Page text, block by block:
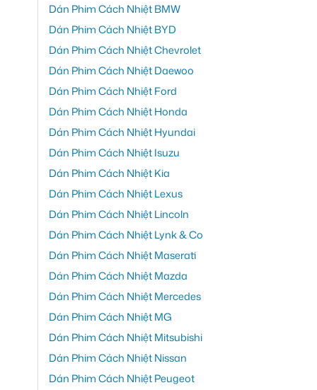
Dán Phim Cách Nhiệt BMW
Dán Phim Cách Nhiệt BYD
Dán Phim Cách Nhiệt Chevrolet
Dán Phim Cách Nhiệt Daewoo
Dán Phim Cách Nhiệt Ford
Dán Phim Cách Nhiệt Honda
Dán Phim Cách Nhiệt Hyundai
Dán Phim Cách Nhiệt Isuzu
Dán Phim Cách Nhiệt Kia
Dán Phim Cách Nhiệt Lexus
Dán Phim Cách Nhiệt Lincoln
Dán Phim Cách Nhiệt Lynk & Co
Dán Phim Cách Nhiệt Maserati
Dán Phim Cách Nhiệt Mazda
Dán Phim Cách Nhiệt Mercedes
Dán Phim Cách Nhiệt MG
Dán Phim Cách Nhiệt Mitsubishi
Dán Phim Cách Nhiệt Nissan
Dán Phim Cách Nhiệt Peugeot